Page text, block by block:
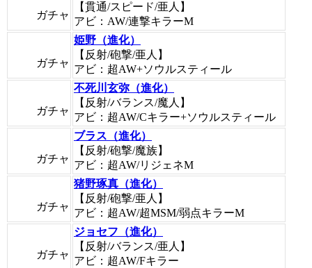
ガチャ
【貫通/スピード/亜人】
アビ：AW/連撃キラーM
ガチャ
姫野（進化）
【反射/砲撃/亜人】
アビ：超AW+ソウルスティール
ガチャ
不死川玄弥（進化）
【反射/バランス/魔人】
アビ：超AW/Cキラー+ソウルスティール
ガチャ
ブラス（進化）
【反射/砲撃/魔族】
アビ：超AW/リジェネM
ガチャ
猪野琢真（進化）
【反射/砲撃/亜人】
アビ：超AW/超MSM/弱点キラーM
ガチャ
ジョセフ（進化）
【反射/バランス/亜人】
アビ：超AW/Fキラー